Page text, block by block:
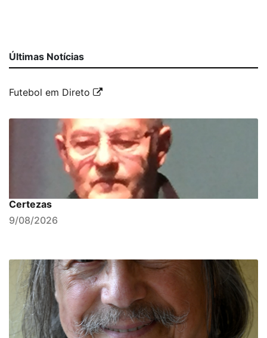
Últimas Notícias
Futebol em Direto
Certezas
9/08/2026